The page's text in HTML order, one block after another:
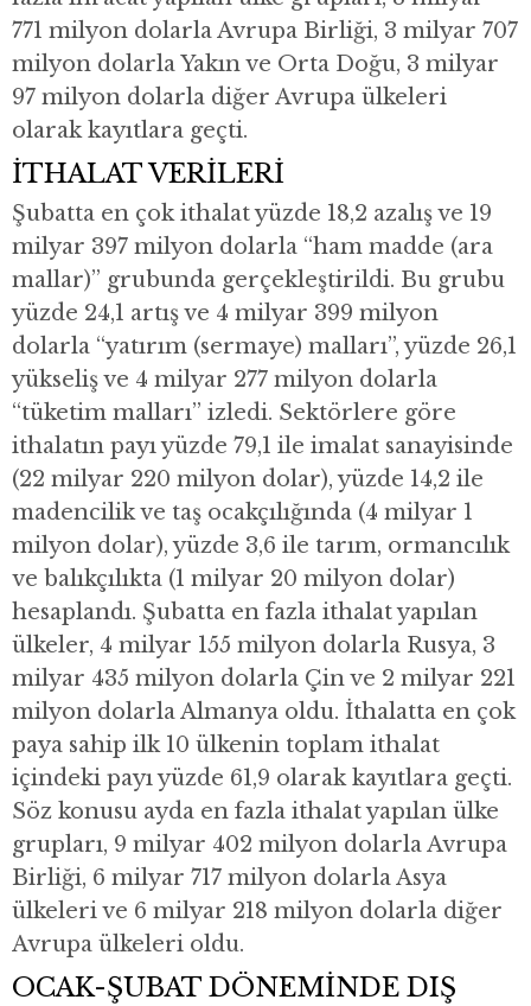
771 milyon dolarla Avrupa Birliği, 3 milyar 707
milyon dolarla Yakın ve Orta Doğu, 3 milyar
97 milyon dolarla diğer Avrupa ülkeleri
olarak kayıtlara geçti.
İTHALAT VERİLERİ
Şubatta en çok ithalat yüzde 18,2 azalış ve 19
milyar 397 milyon dolarla “ham madde (ara
mallar)” grubunda gerçekleştirildi. Bu grubu
yüzde 24,1 artış ve 4 milyar 399 milyon
dolarla “yatırım (sermaye) malları”, yüzde 26,1
yükseliş ve 4 milyar 277 milyon dolarla
“tüketim malları” izledi. Sektörlere göre
ithalatın payı yüzde 79,1 ile imalat sanayisinde
(22 milyar 220 milyon dolar), yüzde 14,2 ile
madencilik ve taş ocakçılığında (4 milyar 1
milyon dolar), yüzde 3,6 ile tarım, ormancılık
ve balıkçılıkta (1 milyar 20 milyon dolar)
hesaplandı. Şubatta en fazla ithalat yapılan
ülkeler, 4 milyar 155 milyon dolarla Rusya, 3
milyar 435 milyon dolarla Çin ve 2 milyar 221
milyon dolarla Almanya oldu. İthalatta en çok
paya sahip ilk 10 ülkenin toplam ithalat
içindeki payı yüzde 61,9 olarak kayıtlara geçti.
Söz konusu ayda en fazla ithalat yapılan ülke
grupları, 9 milyar 402 milyon dolarla Avrupa
Birliği, 6 milyar 717 milyon dolarla Asya
ülkeleri ve 6 milyar 218 milyon dolarla diğer
Avrupa ülkeleri oldu.
OCAK-ŞUBAT DÖNEMİNDE DIŞ